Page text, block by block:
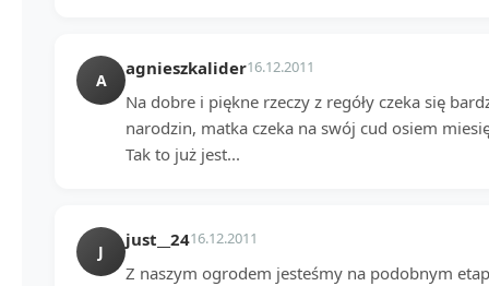
A
agnieszkalider16.12.2011
Na dobre i piękne rzeczy z regóły czeka się
narodzin, matka czeka na swój cud osiem
Tak to już jest...
J
just__2416.12.2011
Z naszym ogrodem jesteśmy na podobnym